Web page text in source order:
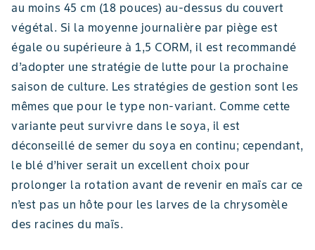
au moins 45 cm (18 pouces) au-dessus du couvert
végétal. Si la moyenne journalière par piège est
égale ou supérieure à 1,5 CORM, il est recommandé
d’adopter une stratégie de lutte pour la prochaine
saison de culture. Les stratégies de gestion sont les
mêmes que pour le type non-variant. Comme cette
variante peut survivre dans le soya, il est
déconseillé de semer du soya en continu; cependant,
le blé d’hiver serait un excellent choix pour
prolonger la rotation avant de revenir en maïs car ce
n’est pas un hôte pour les larves de la chrysomèle
des racines du maïs.